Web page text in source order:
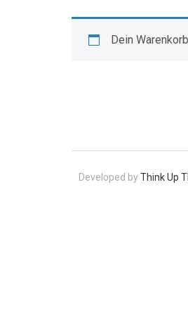
Dein
Developed byThink Up